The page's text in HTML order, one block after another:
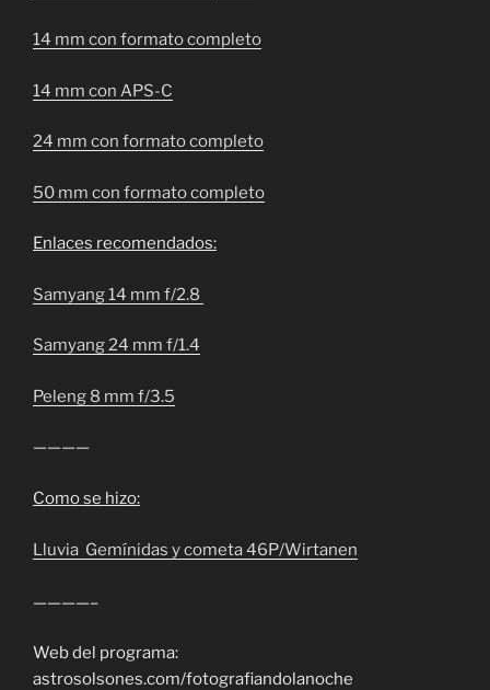
14 mm con formato completo
14 mm con APS-C
24 mm con formato completo
50 mm con formato completo
Enlaces recomendados:
Samyang 14 mm f/2.8
Samyang 24 mm f/1.4
Peleng 8 mm f/3.5
————
Como se hizo:
Lluvia Gemínidas y cometa 46P/Wirtanen
————–
Web del programa:
astrosolsones.com/fotografiandolanoche